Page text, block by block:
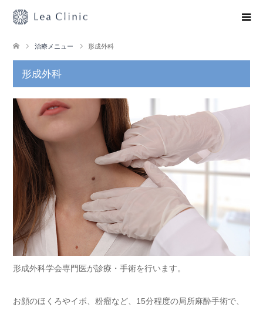
治療メニュー 形成外科
形成外科
形成外科学会専門医が診療・手術を行います。
お顔のほくろやイボ、粉瘤など、15分程度の局所麻酔手術で、